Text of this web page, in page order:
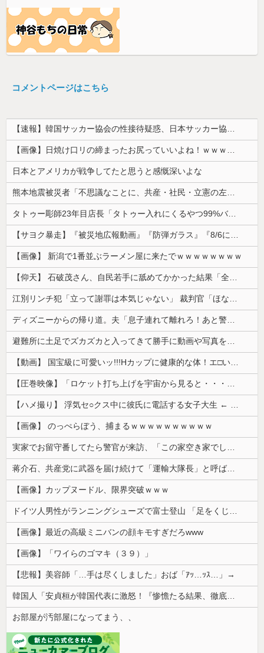
コメントページはこちら
【速報】韓国サッカー協会の性接待疑惑、日本サッカー協会が4人の日本人審判員を調査「調査後に結果を公表します」
【画像】日焼け口リの締まったお尻っていいよね！ｗｗｗｗｗ
日本とアメリカが戦争してたと思うと感慨深いよな
熊本地震被災者「不思議なことに、共産・社民・立憲の左派は本当に被害の大きい地域には来ていない。」
タトゥー彫師23年目店長「タトゥー入れにくるやつ99%バカです」
【サヨク暴走】『被災地広報動画』『防弾ガラス』『8/6に歯科予約』『SPの人数』『被災者は役者』など…反高市界隈の“難癖”が反安倍超えだと話題に...
【画像】 新潟で1番並ぶラーメン屋に来たでｗｗｗｗｗｗｗｗ
【仰天】 石破茂さん、自民若手に舐めてかかった結果「全てを失うｗｗｗｗｗ」
江別リンチ犯「立って謝罪は本気じゃない」 裁判官「ほな裁判で土下座してないキミは本気じゃないな」
ディズニーからの帰り道。夫「息子連れて離れろ！あと警察に通報！」私「助けて！」駅員「どうしました！？」→トンデモナイことに…
避難所に土足でズカズカと入ってきて勝手に動画や写真を撮影したメディア取材陣、挙句の果てに要求してきたのは……
【動画】 国宝級に可愛いッ!!!Hカップに健康的な体！エ□い！乳首からマ●コまで見えているよ 笑
【圧巻映像】「ロケット打ち上げを宇宙から見ると・・・」の動画が衝撃的
【ハメ撮り】 浮気セ○クス中に彼氏に電話する女子大生 ← これを現実にやる子が現れる…
【画像】 のっぺらぼう、捕まるｗｗｗｗｗｗｗｗｗｗ
実家でお留守番してたら警官が来訪、「この家空き家でしたよね？」と問いかけてくるが実際は30年ほど住んでおり……
蒋介石、共産党に武器を届け続けて「運輸大隊長」と呼ばれる
【画像】カップヌードル、限界突破ｗｗｗ
ドイツ人男性がランニングシューズで富士登山 「足をくじいて動けない」
【画像】最近の高級ミニバンの顔キモすぎだろwww
【画像】「ワイらのゴマキ（３９）」
【悲報】美容師「…手は尽くしました」おば「ｱｯ…ｯｽ…」→
韓国人「安貞桓が韓国代表に激怒！『惨憺たる結果、徹底的な刷新が必要だ』と監督や協会を痛烈批判」
お部屋が汚部屋になってまう、、